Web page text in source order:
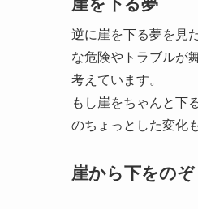
逆に崖を下る夢を見
な危険やトラブルが
考えています。
もし崖をちゃんと下
のちょっとした変化
崖から下をの